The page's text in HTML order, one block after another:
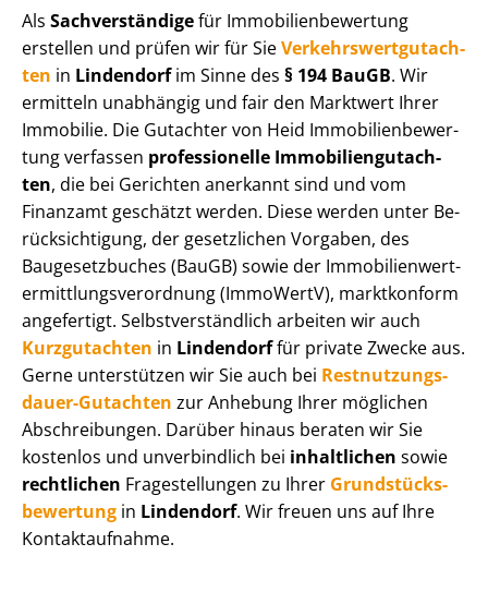
Als Sachverständigefür Im­mo­bi­li­en­be­wer­tung
erstellen und prüfen wir für SieVer­kehrs­wert­gut­ach­
ten in Lindendorfim Sinne des § 194 BauGB. Wir
ermitteln unabhängig und fair den Marktwert Ihrer
Immobilie. Die Gutachter von Heid Im­mo­bi­li­en­be­wer­
tung verfassen professionelle Im­mo­bi­li­en­gut­ach­
ten, die bei Gerichten anerkannt sind und vom
Finanzamt geschätzt werden. Diese werden unter Be­
rück­sich­ti­gung, der gesetzlichen Vorgaben, des
Baugesetzbuches (BauGB) sowie der Im­mo­bi­li­en­wert­
ermitt­lungs­ver­ord­nung (ImmoWertV), marktkonform
angefertigt. Selbst­ver­ständ­lich arbeiten wir auch
Kurzgutachten in Lindendorffür private Zwecke aus.
Gerne unterstützen wir Sie auch bei Rest­nut­zungs­
dau­er-Gutachten zur Anhebung Ihrer möglichen
Abschreibungen. Darüber hinaus beraten wir Sie
kostenlos und unverbindlich bei inhaltlichen sowie
rechtlichen Fragestellungen zu Ihrer Grund­stücks­
be­wer­tung in Lindendorf. Wir freuen uns auf Ihre
Kontaktaufnahme.